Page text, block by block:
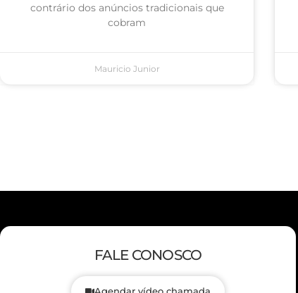
contrário dos anúncios tradicionais que
cobram
Mauricio Junior
FALE CONOSCO